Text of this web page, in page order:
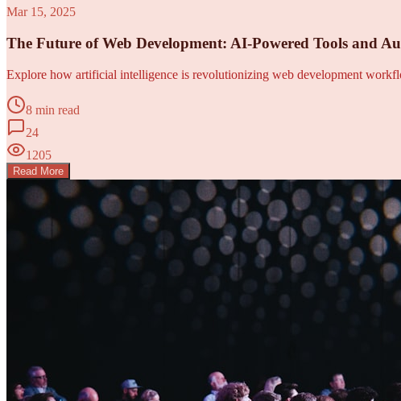
Mar 15, 2025
The Future of Web Development: AI-Powered Tools and
Explore how artificial intelligence is revolutionizing web development
8 min read
24
1205
Read More